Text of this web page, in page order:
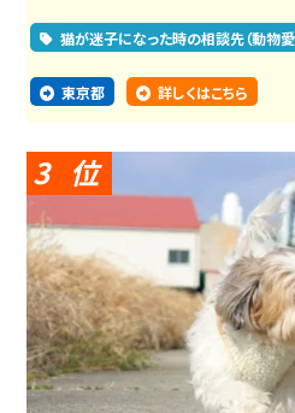
猫が迷子になった時の相談先（動物愛
東京都 詳しくはこちら
3